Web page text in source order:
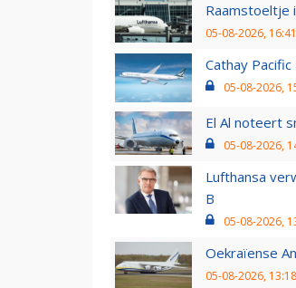
Raamstoeltje
05-08-2026, 16:41
Cathay
05-08-2026,
El Al noteert
05-08-2026,
Lufthansa
B
05-08-2026,
Oekraïense
05-08-2026, 13:18